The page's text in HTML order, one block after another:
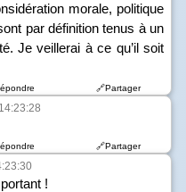
morale, politique
par définition tenus à un
Je veillerai à ce qu’il soit
🔗Partager
🔗Partager
!